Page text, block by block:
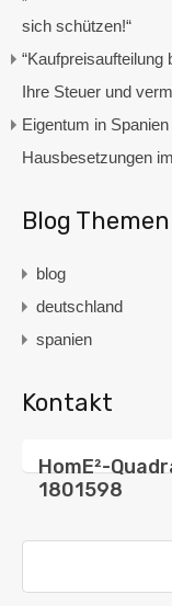
sich schützen!“
Ihre Steuer und
Eigentum in
Hausbesetzungen
Blog Themen
blog
deutschland
spanien
Kontakt
HomE²-
1801598